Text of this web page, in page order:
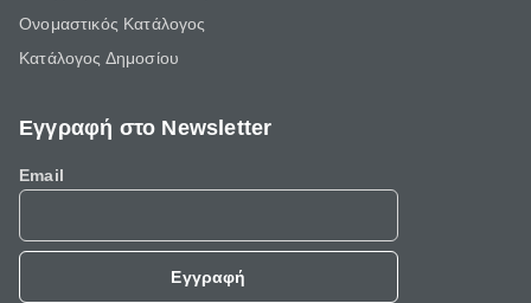
Ονομαστικός Κατάλογος
Κατάλογος Δημοσίου
Εγγραφή στο Newsletter
Email
Εγγραφή